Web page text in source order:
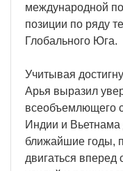
международной
позиции по ряду
Глобального Юга.
Учитывая
Арья выразил
всеобъемлющего
Индии и Вьетнама
ближайшие годы,
двигаться вперед